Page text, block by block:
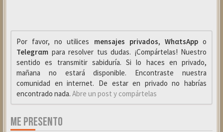
Por favor, no utilices mensajes privados, WhαtsAppo
Telegrαm para resolver tus dudas. ¡Compártelas! Nuestro
sentido es transmitir sabiduría. Si lo haces en privado,
mañana no estará disponible. Encontraste nuestra
comunidad en internet. De estar en privado no habrías
encontrado nada. Abre un post y compártelas
ME PRESENTO